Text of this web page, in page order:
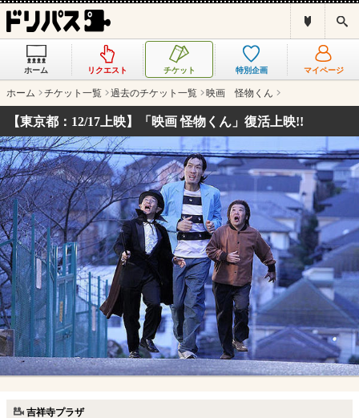
ス
ホーム リクエスト チケット 特別企画 マイページ
ホーム チケット一覧 過去のチケット一覧 映画 怪物くん
【東京都：12/17上映】「映画 怪物くん」復活上映!!
吉祥寺プラザ